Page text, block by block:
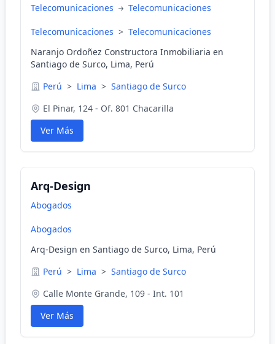
Telecomunicaciones Telecomunicaciones
Telecomunicaciones > Telecomunicaciones
Naranjo Ordoñez Constructora Inmobiliaria en
Santiago de Surco, Lima, Perú
Perú > Lima > Santiago de Surco
El Pinar, 124 - Of. 801 Chacarilla
Ver Más
Arq-Design
Abogados
Abogados
Arq-Design en Santiago de Surco, Lima, Perú
Perú > Lima > Santiago de Surco
Calle Monte Grande, 109 - Int. 101
Ver Más